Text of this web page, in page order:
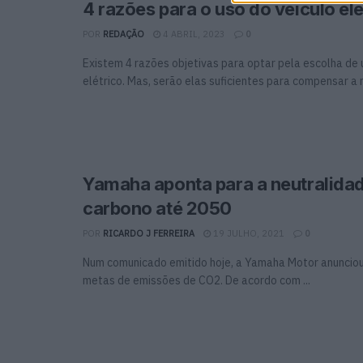
4 razões para o uso do veículo
REDAÇÃO 4 ABRIL, 2023 0
Existem 4 razões objetivas para optar pela escolha de
elétrico. Mas, serão elas suficientes para compensar a
Yamaha aponta para a
carbono até 2050
RICARDO J FERREIRA 19 JULHO, 2021 0
Num comunicado emitido hoje, a Yamaha Motor
metas de emissões de CO2. De acordo com ...